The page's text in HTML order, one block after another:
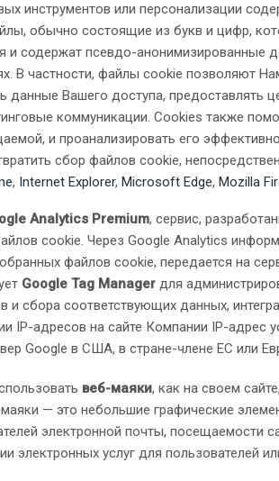
инструментов или персонализации
обычно состоящие из букв и цифр,
и содержат псевдо-анонимизированные
В частности, файлы cookie позволяют
данные Вашего доступа, предоставлять
коммуникации. Cookies также
и проанализировать его
сбор файлов cookie,
, Internet Explorer, Microsoft Edge, Mozilla
Analytics Premium, сервис,
cookie. Через Google Analytics
файлов cookie, передается на
Google Tag Manager для
и сбора соответствующих данных,
IP-адресов на сайте Компании IP-адрес
Google в США, в стране-члене ЕС или
веб-маяки, как на своем
— это небольшие графические
электронной почты, посещаемости
электронных услуг для пользователей